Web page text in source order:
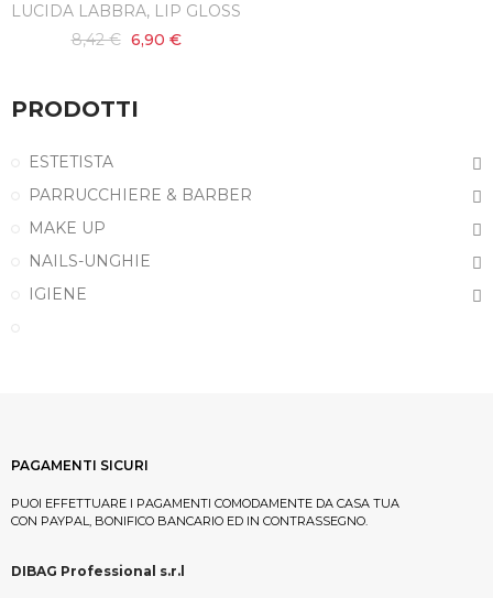
LUCIDA LABBRA, LIP GLOSS
8,42 € 6,90 €
PRODOTTI
ESTETISTA
PARRUCCHIERE & BARBER
MAKE UP
NAILS-UNGHIE
IGIENE
PAGAMENTI SICURI
PUOI EFFETTUARE I PAGAMENTI COMODAMENTE DA CASA TUA
CON PAYPAL, BONIFICO BANCARIO ED IN CONTRASSEGNO.
DIBAG Professional s.r.l